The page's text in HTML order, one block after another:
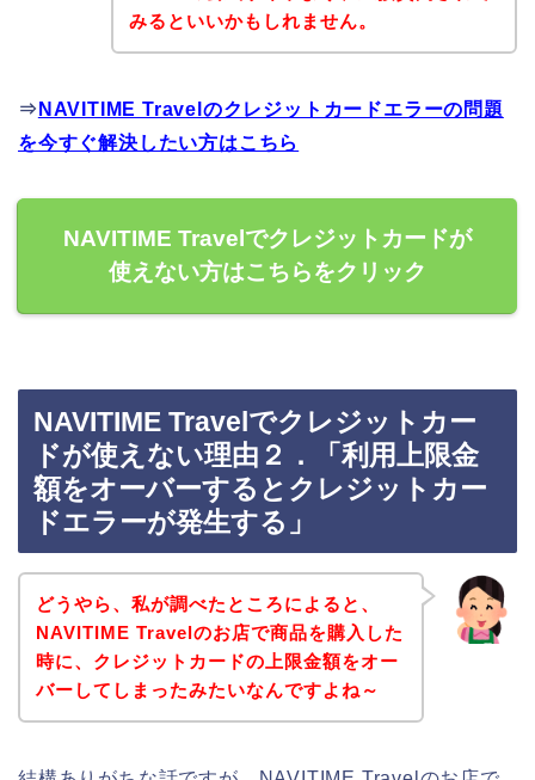
みるといいかもしれません。
⇒ NAVITIME Travelのクレジットカードエラーの問題
を今すぐ解決したい方はこちら
NAVITIME Travelでクレジットカードが
使えない方はこちらをクリック
NAVITIME Travelでクレジットカー
ドが使えない理由２．「利用上限金
額をオーバーするとクレジットカー
ドエラーが発生する」
どうやら、私が調べたところによると、
NAVITIME Travelのお店で商品を購入した
時に、クレジットカードの上限金額をオー
バーしてしまったみたいなんですよね～